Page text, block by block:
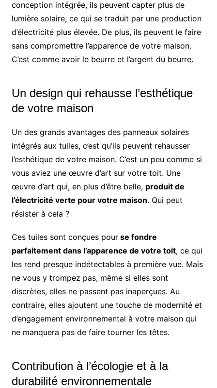
conception intégrée, ils peuvent capter plus de
lumière solaire, ce qui se traduit par une production
d’électricité plus élevée. De plus, ils peuvent le faire
sans compromettre l’apparence de votre maison.
C’est comme avoir le beurre et l’argent du beurre.
Un design qui rehausse l’esthétique
de votre maison
Un des grands avantages des panneaux solaires
intégrés aux tuiles, c’est qu’ils peuvent rehausser
l’esthétique de votre maison. C’est un peu comme si
vous aviez une œuvre d’art sur votre toit. Une
œuvre d’art qui, en plus d’être belle, produit de
l’électricité verte pour votre maison. Qui peut
résister à cela ?
Ces tuiles sont conçues pourse fondre
parfaitement dans l’apparence de votre toit, ce qui
les rend presque indétectables à première vue. Mais
ne vous y trompez pas, même si elles sont
discrètes, elles ne passent pas inaperçues. Au
contraire, elles ajoutent une touche de modernité et
d’engagement environnemental à votre maison qui
ne manquera pas de faire tourner les têtes.
Contribution à l’écologie et à la
durabilité environnementale